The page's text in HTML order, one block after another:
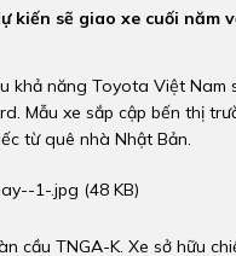
sẽ giao xe cuối năm
khả năng Toyota Việt Nam
Mẫu xe sắp cập bến thị
từ quê nhà Nhật Bản.
cầu TNGA-K. Xe sở hữu